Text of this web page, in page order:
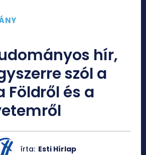
hír,
szól a
Földről és a
írta: Esti Hírlap